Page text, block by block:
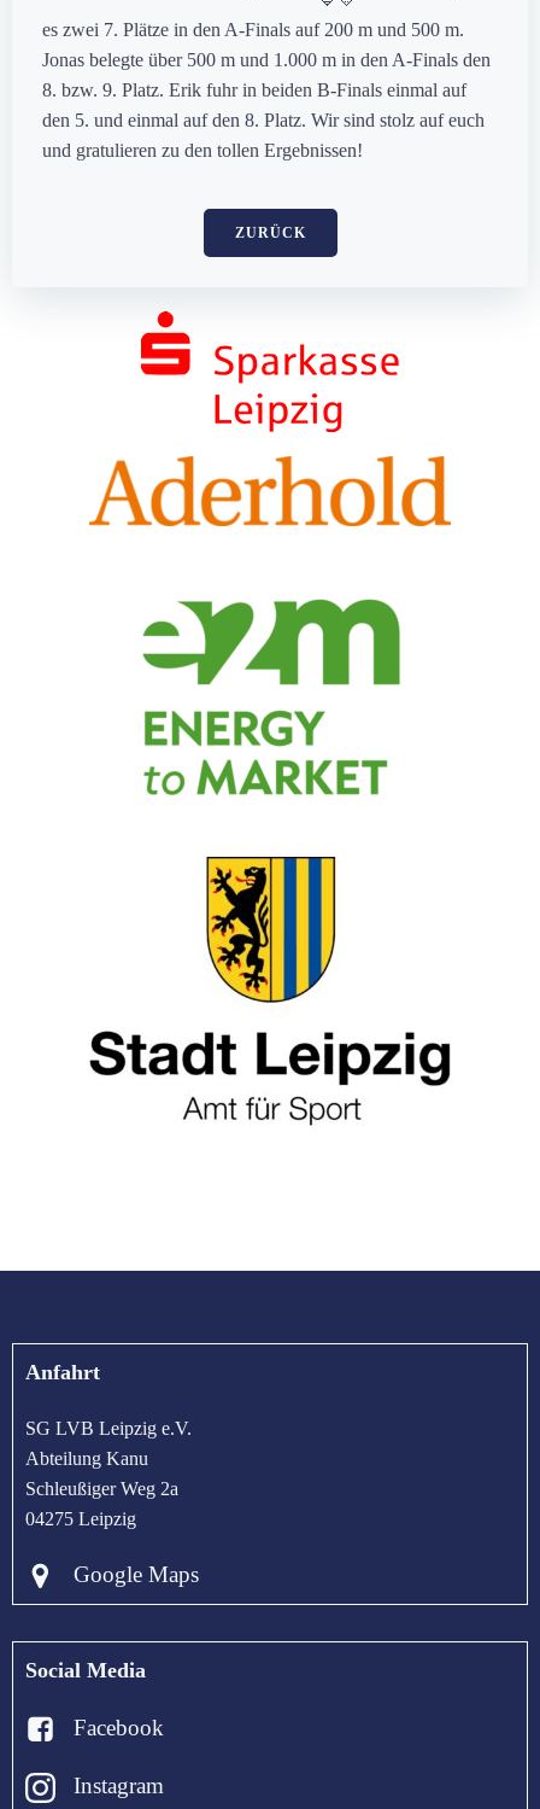
es zwei 7. Plätze in den A-Finals auf 200 m und 500 m.
Jonas belegte über 500 m und 1.000 m in den A-Finals den
8. bzw. 9. Platz. Erik fuhr in beiden B-Finals einmal auf
den 5. und einmal auf den 8. Platz. Wir sind stolz auf euch
und gratulieren zu den tollen Ergebnissen!
ZURÜCK
Anfahrt
SG LVB Leipzig e.V.
Abteilung Kanu
Schleußiger Weg 2a
04275 Leipzig
Google Maps
Social Media
Facebook
Instagram